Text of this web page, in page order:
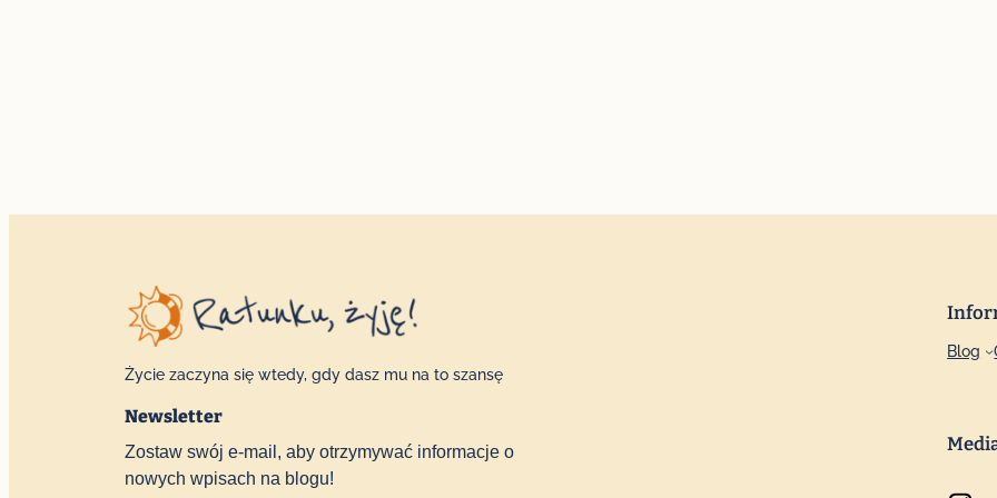
Życie zaczyna się wtedy, gdy dasz mu na to szansę
Newsletter
Zostaw swój e-mail, aby otrzymywać informacje o
nowych wpisach na blogu!
Blog